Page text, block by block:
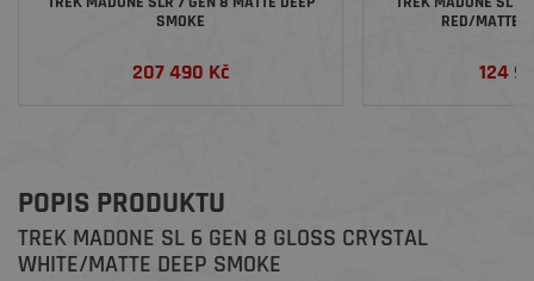
SMOKE
207 490 Kč
RED/MATTE
124
POPIS PRODUKTU
TREK MADONE SL 6 GEN 8 GLOSS CRYSTAL
WHITE/MATTE DEEP SMOKE